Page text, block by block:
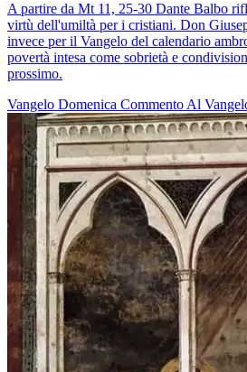
A partire da Mt 11, 25-30 Dante Balbo
virtù dell'umiltà per i cristiani. Don
invece per il Vangelo del calendario
povertà intesa come sobrietà e
prossimo.
Vangelo Domenica Commento Al